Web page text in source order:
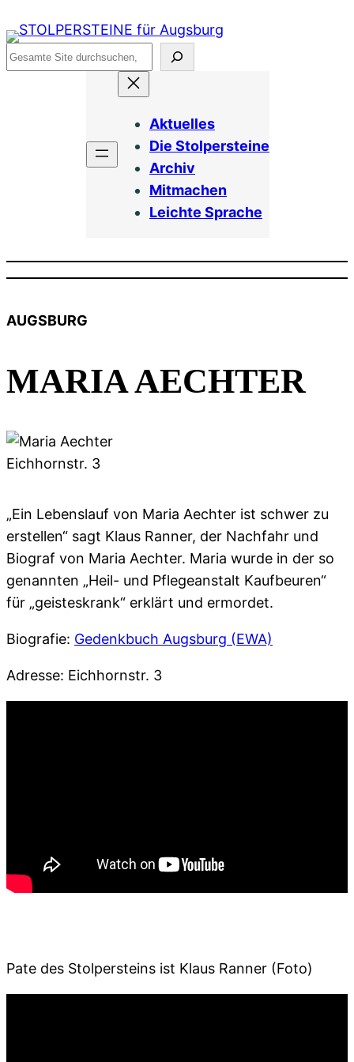
Inhalt
springen
Suchen
Aktuelles
Die Stolpersteine
Archiv
Mitmachen
Leichte Sprache
AUGSBURG
MARIA AECHTER
Eichhornstr. 3
„Ein Lebenslauf von Maria Aechter ist schwer zu
erstellen“ sagt Klaus Ranner, der Nachfahr und
Biograf von Maria Aechter. Maria wurde in der so
genannten „Heil- und Pflegeanstalt Kaufbeuren“
für „geisteskrank“ erklärt und ermordet.
Biografie: Gedenkbuch Augsburg (EWA)
Adresse: Eichhornstr. 3
Pate des Stolpersteins ist Klaus Ranner (Foto)